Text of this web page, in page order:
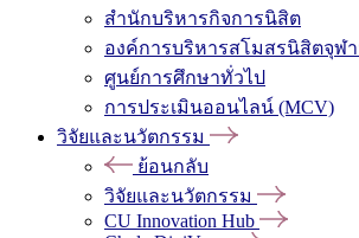
สำนักบริหารกิจการนิสิต
องค์การบริหารสโมสรนิสิตจุฬา
ศูนย์การศึกษาทั่วไป
การประเมินออนไลน์ (MCV)
วิจัยและนวัตกรรม
ย้อนกลับ
วิจัยและนวัตกรรม
CU Innovation Hub